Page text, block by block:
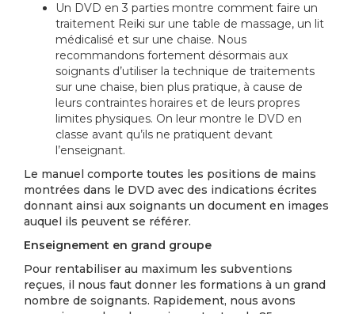
Un DVD en 3 parties montre comment faire un
traitement Reiki sur une table de massage, un lit
médicalisé et sur une chaise. Nous
recommandons fortement désormais aux
soignants d’utiliser la technique de traitements
sur une chaise, bien plus pratique, à cause de
leurs contraintes horaires et de leurs propres
limites physiques. On leur montre le DVD en
classe avant qu’ils ne pratiquent devant
l’enseignant.
Le manuel comporte toutes les positions de mains
montrées dans le DVD avec des indications écrites
donnant ainsi aux soignants un document en images
auquel ils peuvent se référer.
Enseignement en grand groupe
Pour rentabiliser au maximum les subventions
reçues, il nous faut donner les formations à un grand
nombre de soignants. Rapidement, nous avons